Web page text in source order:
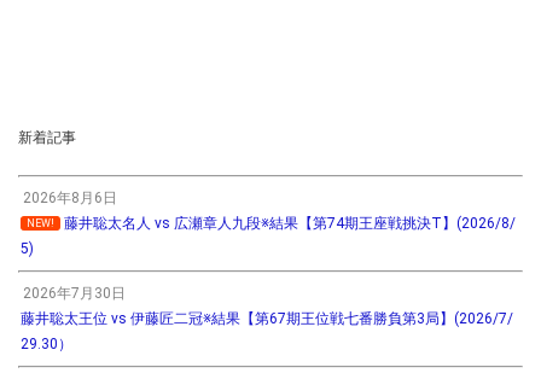
新着記事
2026年8月6日
NEW!
藤井聡太名人 vs 広瀬章人九段※結果【第74期王座戦挑決T】(2026/8/
5)
2026年7月30日
藤井聡太王位 vs 伊藤匠二冠※結果【第67期王位戦七番勝負第3局】(2026/7/
29.30）